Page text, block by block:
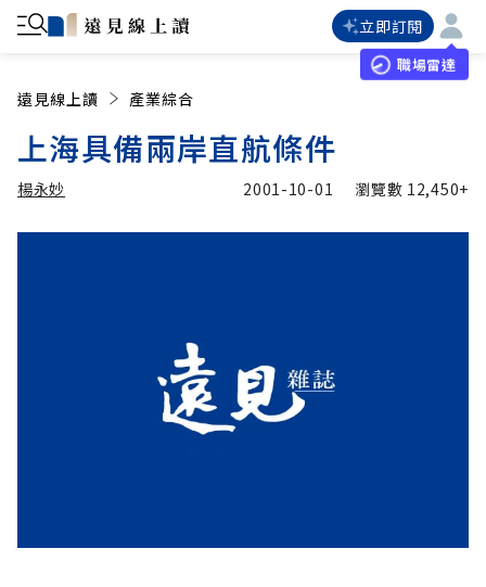
立即訂閱
職場雷達
遠見線上讀 產業綜合
上海具備兩岸直航條件
楊永妙 2001-10-01 瀏覽數 12,450+